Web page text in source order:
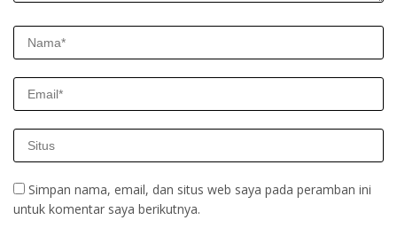
Simpan nama, email, dan situs web saya pada peramban ini
untuk komentar saya berikutnya.